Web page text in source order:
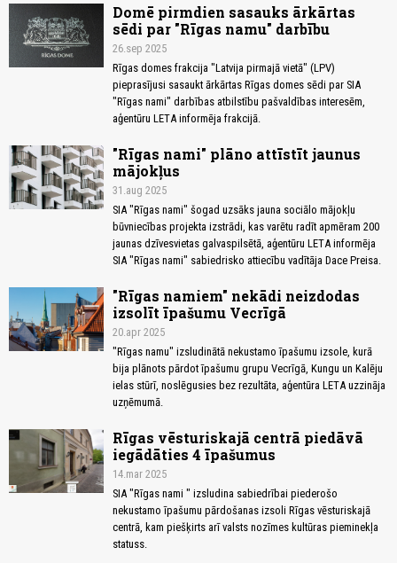
Domē pirmdien sasauks ārkārtas
sēdi par "Rīgas namu" darbību
26.sep 2025
Rīgas domes frakcija "Latvija pirmajā vietā" (LPV)
pieprasījusi sasaukt ārkārtas Rīgas domes sēdi par SIA
"Rīgas nami" darbības atbilstību pašvaldības interesēm,
aģentūru LETA informēja frakcijā.
"Rīgas nami" plāno attīstīt jaunus
mājokļus
31.aug 2025
SIA "Rīgas nami" šogad uzsāks jauna sociālo mājokļu
būvniecības projekta izstrādi, kas varētu radīt apmēram 200
jaunas dzīvesvietas galvaspilsētā, aģentūru LETA informēja
SIA "Rīgas nami" sabiedrisko attiecību vadītāja Dace Preisa.
"Rīgas namiem" nekādi neizdodas
izsolīt īpašumu Vecrīgā
20.apr 2025
"Rīgas namu" izsludinātā nekustamo īpašumu izsole, kurā
bija plānots pārdot īpašumu grupu Vecrīgā, Kungu un Kalēju
ielas stūrī, noslēgusies bez rezultāta, aģentūra LETA uzzināja
uzņēmumā.
Rīgas vēsturiskajā centrā piedāvā
iegādāties 4 īpašumus
14.mar 2025
SIA "Rīgas nami " izsludina sabiedrībai piederošo
nekustamo īpašumu pārdošanas izsoli Rīgas vēsturiskajā
centrā, kam piešķirts arī valsts nozīmes kultūras pieminekļa
statuss.